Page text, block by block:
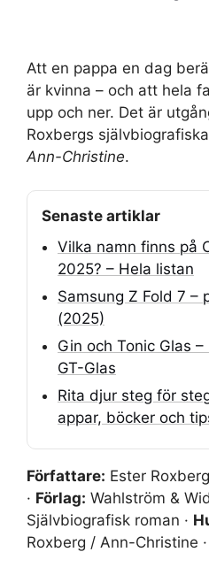
Att en pappa en dag
är kvinna – och att hela
upp och ner. Det är
Roxbergs
Ann-Christine.
Senaste artiklar
Vilka namn finns på
2025? – Hela listan
Samsung Z Fold 7 –
(2025)
Gin och Tonic Glas
GT-Glas
Rita djur steg för
appar, böcker och
Författare: Ester Roxberg
· Förlag: Wahlström &
Självbiografisk roman ·
Roxberg / Ann-Christine ·